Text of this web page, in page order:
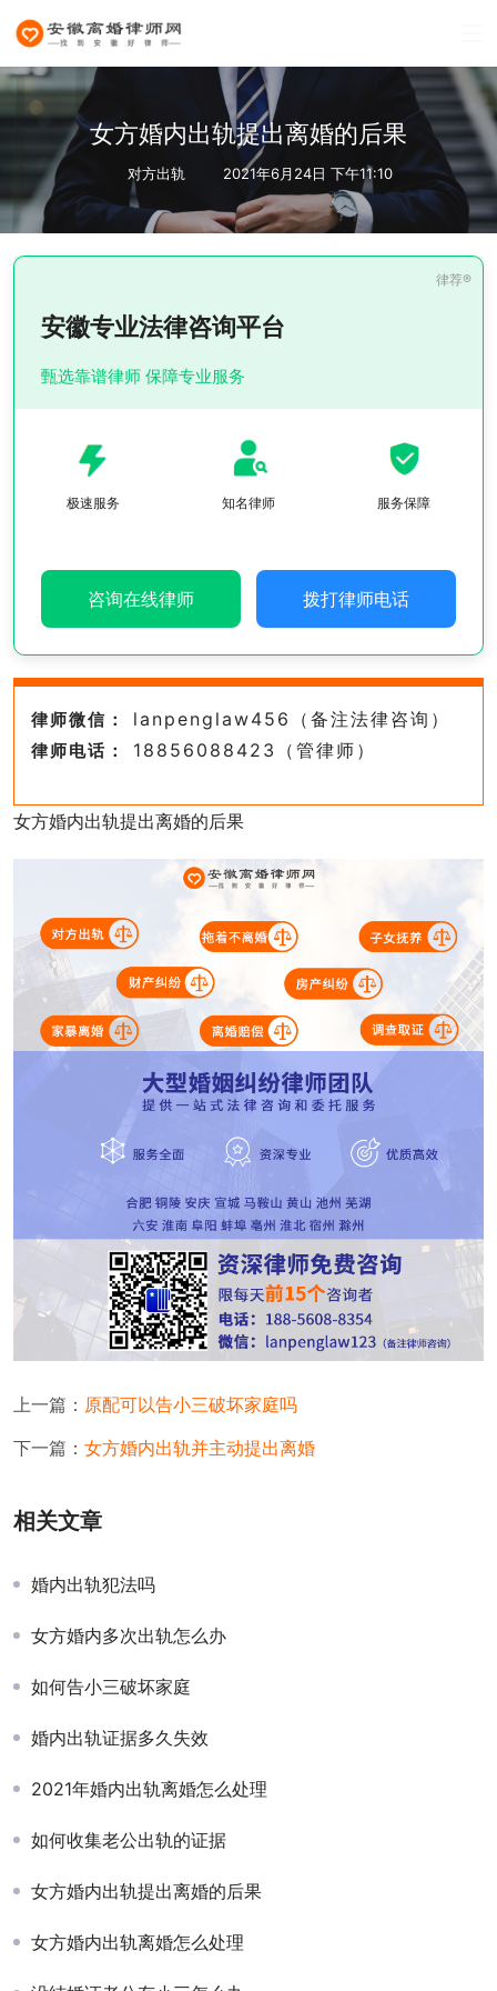
女方婚内出轨提出离婚的后果
对方出轨 2021年6月24日 下午11:10
安徽专业法律咨询平台
甄选靠谱律师 保障专业服务
极速服务 知名律师 服务保障
咨询在线律师 拨打律师电话
律师微信： lanpenglaw456（备注法律咨询）
律师电话： 18856088423（管律师）
女方婚内出轨提出离婚的后果
上一篇： 原配可以告小三破坏家庭吗
下一篇： 女方婚内出轨并主动提出离婚
相关文章
婚内出轨犯法吗
女方婚内多次出轨怎么办
如何告小三破坏家庭
婚内出轨证据多久失效
2021年婚内出轨离婚怎么处理
如何收集老公出轨的证据
女方婚内出轨提出离婚的后果
女方婚内出轨离婚怎么处理